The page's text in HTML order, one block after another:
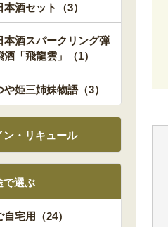
本酒セット（3）
本酒スパークリング弾
酒「飛龍雲」（1）
や姫三姉妹物語（3）
ン・リキュール
で選ぶ
自宅用（24）